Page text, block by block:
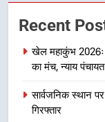
Recent
खेल महाकुंभ 2026ः
का मंच, न्याय
सार्वजनिक स्थान
गिरफ्तार